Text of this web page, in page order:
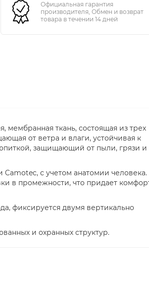
Официальная гарантия
производителя, Обмен и возврат
товара в течении 14 дней
мембранная ткань, состоящая из трех
от ветра и влаги, устойчивая к
защищающий от пыли, грязи и
с учетом анатомии человека.
в промежности, что придает
фиксируется двумя вертикально
и охранных структур.